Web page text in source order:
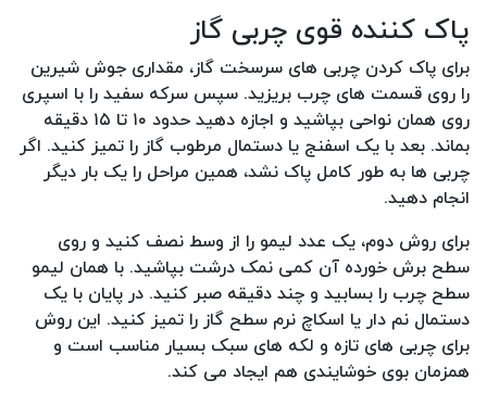
پاک کننده قوی چربی گاز
برای پاک کردن چربی های سرسخت گاز، مقداری جوش شیرین
را روی قسمت های چرب بریزید. سپس سرکه سفید را با اسپری
روی همان نواحی بپاشید و اجازه دهید حدود ۱۰ تا ۱۵ دقیقه
بماند. بعد با یک اسفنج یا دستمال مرطوب گاز را تمیز کنید. اگر
چربی ها به طور کامل پاک نشد، همین مراحل را یک بار دیگر
انجام دهید.
برای روش دوم، یک عدد لیمو را از وسط نصف کنید و روی
سطح برش خورده آن کمی نمک درشت بپاشید. با همان لیمو
سطح چرب را بسابید و چند دقیقه صبر کنید. در پایان با یک
دستمال نم دار یا اسکاچ نرم سطح گاز را تمیز کنید. این روش
برای چربی های تازه و لکه های سبک بسیار مناسب است و
همزمان بوی خوشایندی هم ایجاد می کند.